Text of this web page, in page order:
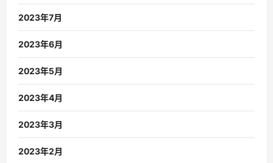
2023年7月
2023年6月
2023年5月
2023年4月
2023年3月
2023年2月